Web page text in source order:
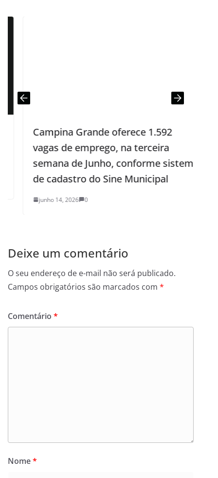
Campina Grande oferece 1.592
vagas de emprego, na terceira
semana de Junho, conforme sistema
de cadastro do Sine Municipal
junho 14, 2026 0
Deixe um comentário
O seu endereço de e-mail não será publicado.
Campos obrigatórios são marcados com *
Comentário *
Nome*